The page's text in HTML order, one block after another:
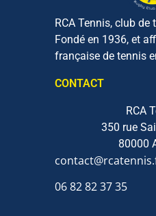
RCA Tennis, club de
Fondé en 1936, et
française de tennis
CONTACT
RCA
350 rue
80000
06 82 82 37 35‬